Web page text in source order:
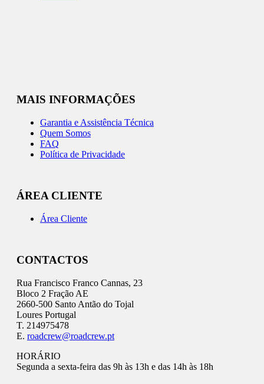
MAIS INFORMAÇÕES
Garantia e Assistência Técnica
Quem Somos
FAQ
Política de Privacidade
ÁREA CLIENTE
Área Cliente
CONTACTOS
Rua Francisco Franco Cannas, 23
Bloco 2 Fração AE
2660-500 Santo Antão do Tojal
Loures Portugal
T. 214975478
E. roadcrew@roadcrew.pt
HORÁRIO
Segunda a sexta-feira das 9h às 13h e das 14h às 18h